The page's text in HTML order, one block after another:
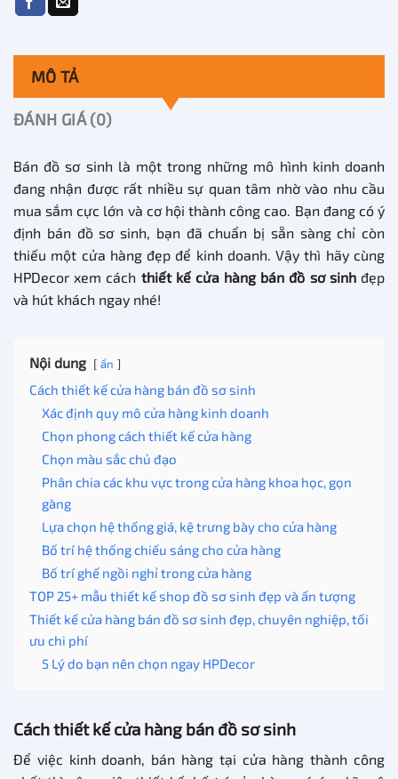
MÔ TẢ
ĐÁNH GIÁ (0)
Bán đồ sơ sinh là một trong những mô hình kinh doanh
đang nhận được rất nhiều sự quan tâm nhờ vào nhu cầu
mua sắm cực lớn và cơ hội thành công cao. Bạn đang có ý
định bán đồ sơ sinh, bạn đã chuẩn bị sẵn sàng chỉ còn
thiếu một cửa hàng đẹp để kinh doanh. Vậy thì hãy cùng
HPDecor xem cách thiết kế cửa hàng bán đồ sơ sinhđẹp
và hút khách ngay nhé!
Nội dung ẩn
Cách thiết kế cửa hàng bán đồ sơ sinh
Xác định quy mô cửa hàng kinh doanh
Chọn phong cách thiết kế cửa hàng
Chọn màu sắc chủ đạo
Phân chia các khu vực trong cửa hàng khoa học, gọn
gàng
Lựa chọn hệ thống giá, kệ trưng bày cho cửa hàng
Bố trí hệ thống chiếu sáng cho cửa hàng
Bố trí ghế ngồi nghỉ trong cửa hàng
TOP 25+ mẫu thiết kế shop đồ sơ sinh đẹp và ấn tượng
Thiết kế cửa hàng bán đồ sơ sinh đẹp, chuyên nghiệp, tối
ưu chi phí
5 Lý do bạn nên chọn ngay HPDecor
Cách thiết kế cửa hàng bán đồ sơ sinh
Để việc kinh doanh, bán hàng tại cửa hàng thành công